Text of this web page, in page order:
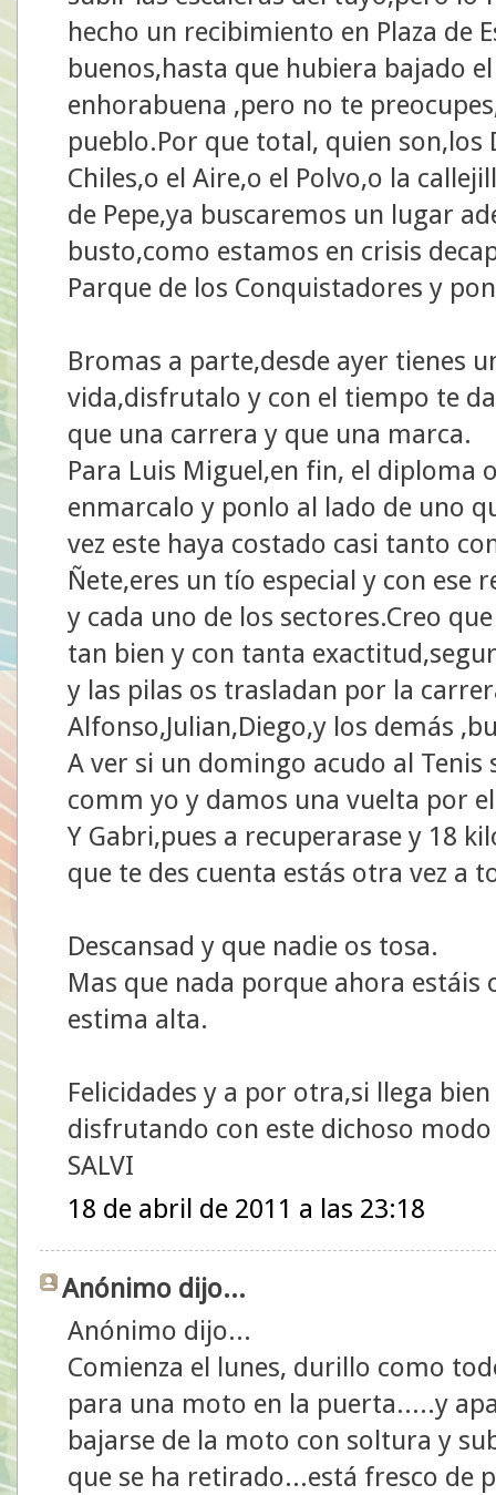
hecho un recibimiento en Plaza de
buenos,hasta que hubiera bajado
enhorabuena ,pero no te
pueblo.Por que total, quien son,los
Chiles,o el Aire,o el Polvo,o la
de Pepe,ya buscaremos un lugar
busto,como estamos en crisis
Parque de los Conquistadores y
Bromas a parte,desde ayer tienes
vida,disfrutalo y con el tiempo te
que una carrera y que una marca.
Para Luis Miguel,en fin, el diploma
enmarcalo y ponlo al lado de uno
vez este haya costado casi tanto
Ñete,eres un tío especial y con ese
y cada uno de los sectores.Creo
tan bien y con tanta
y las pilas os trasladan por la
Alfonso,Julian,Diego,y los demás
A ver si un domingo acudo al
comm yo y damos una vuelta por
Y Gabri,pues a recuperarase y 18
que te des cuenta estás otra vez a
Descansad y que nadie os tosa.
Mas que nada porque ahora
estima alta.
Felicidades y a por otra,si llega
disfrutando con este dichoso
SALVI
18 de abril de 2011 a las 23:18
Anónimo dijo...
Anónimo dijo...
Comienza el lunes, durillo como
para una moto en la puerta.....y
bajarse de la moto con soltura y
que se ha retirado...está fresco de